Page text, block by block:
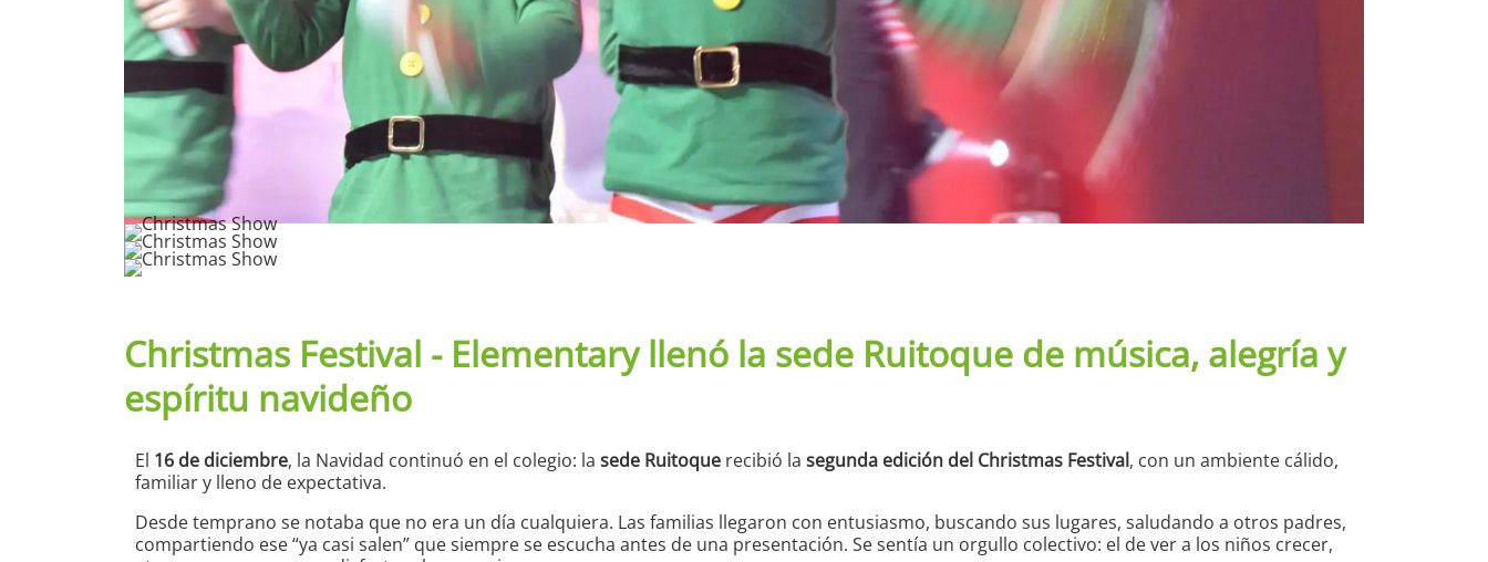
Christmas Festival - Elementary llenó la sede Ruitoque de música, alegría y
espíritu navideño
El 16 de diciembre, la Navidad continuó en el colegio: la sede Ruitoque recibió la segunda edición del Christmas Festival, con un ambiente cálido,
familiar y lleno de expectativa.
Desde temprano se notaba que no era un día cualquiera. Las familias llegaron con entusiasmo, buscando sus lugares, saludando a otros padres,
compartiendo ese “ya casi salen” que siempre se escucha antes de una presentación. Se sentía un orgullo colectivo: el de ver a los niños crecer,